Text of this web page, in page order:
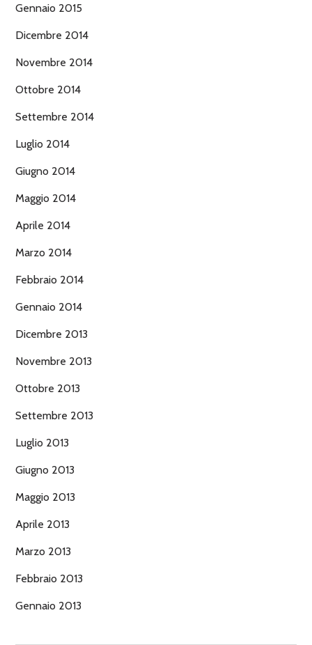
Gennaio 2015
Dicembre 2014
Novembre 2014
Ottobre 2014
Settembre 2014
Luglio 2014
Giugno 2014
Maggio 2014
Aprile 2014
Marzo 2014
Febbraio 2014
Gennaio 2014
Dicembre 2013
Novembre 2013
Ottobre 2013
Settembre 2013
Luglio 2013
Giugno 2013
Maggio 2013
Aprile 2013
Marzo 2013
Febbraio 2013
Gennaio 2013